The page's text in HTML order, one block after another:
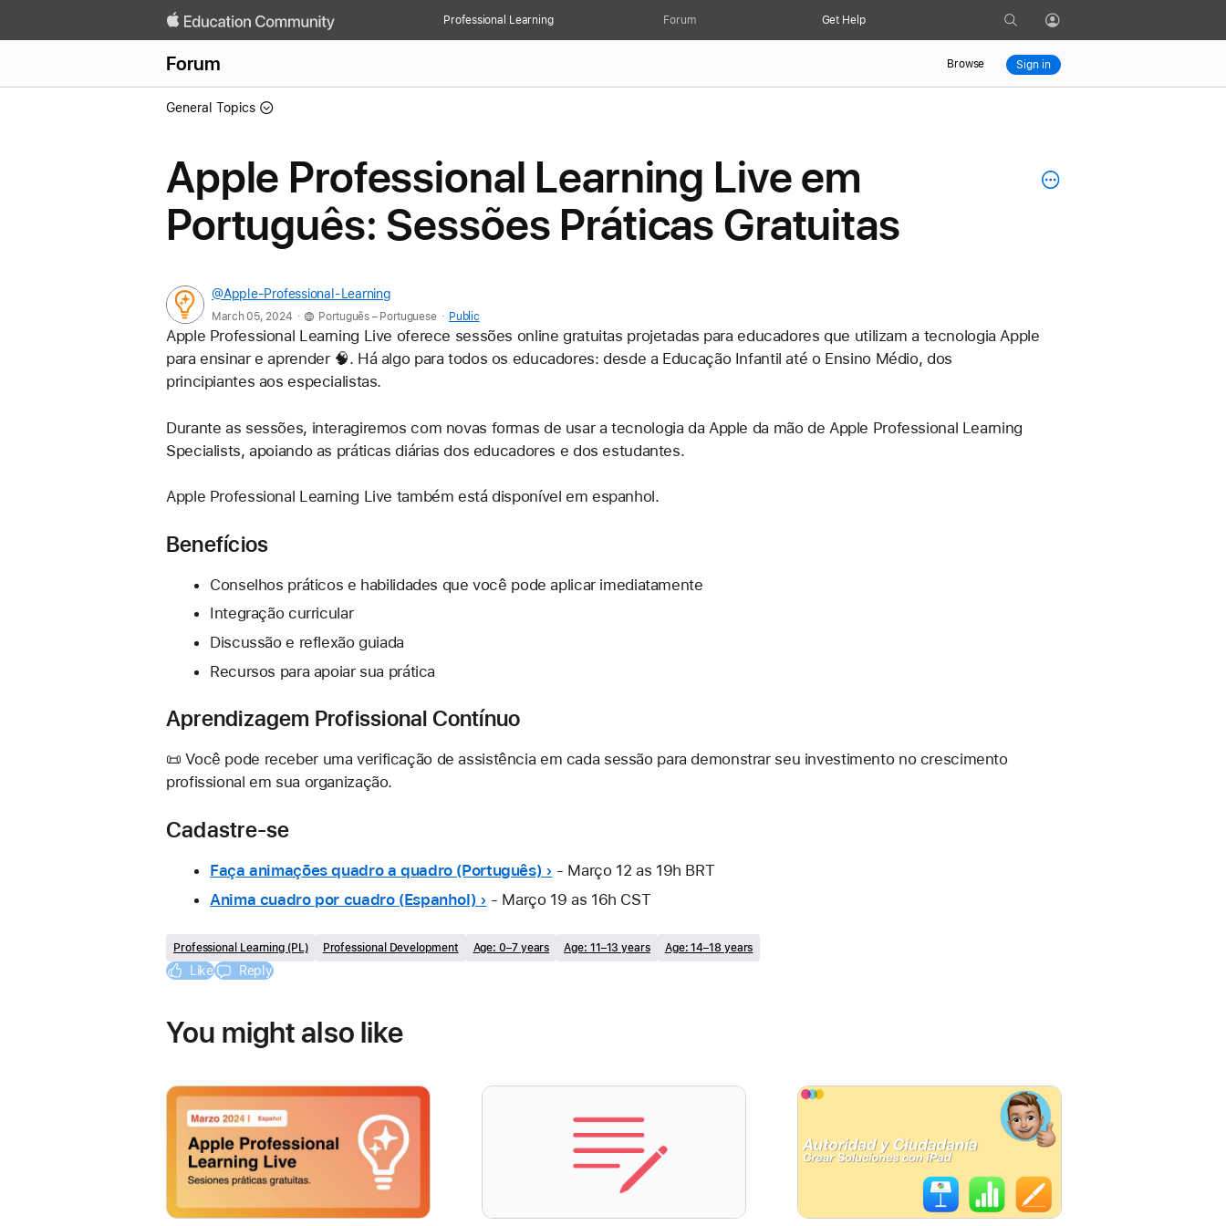
Professional Learning Forum Get Help Search Profile
Forum Browse Sign in
General Topics
Apple Professional Learning Live em
Português: Sessões Práticas Gratuitas
@Apple-Professional-Learning
March 05, 2024 . Português – Portuguese . Public
Apple Professional Learning Live oferece sessões online gratuitas projetadas para educadores que utilizam a tecnologia Apple
para ensinar e aprender 🧠. Há algo para todos os educadores: desde a Educação Infantil até o Ensino Médio, dos
principiantes aos especialistas.
Durante as sessões, interagiremos com novas formas de usar a tecnologia da Apple da mão de Apple Professional Learning
Specialists, apoiando as práticas diárias dos educadores e dos estudantes.
Apple Professional Learning Live também está disponível em espanhol.
Benefícios
Conselhos práticos e habilidades que você pode aplicar imediatamente
Integração curricular
Discussão e reflexão guiada
Recursos para apoiar sua prática
Aprendizagem Profissional Contínuo
📜 Você pode receber uma verificação de assistência em cada sessão para demonstrar seu investimento no crescimento
profissional em sua organização.
Cadastre-se
Faça animações quadro a quadro (Português) › - Março 12 as 19h BRT
Anima cuadro por cuadro (Espanhol) › - Março 19 as 16h CST
Professional Learning (PL) Professional Development Age: 0–7 years Age: 11–13 years Age: 14–18 years
Like Reply
You might also like